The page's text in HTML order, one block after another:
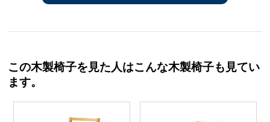
この木製椅子を見た人はこんな木製椅子も見てい
ます。